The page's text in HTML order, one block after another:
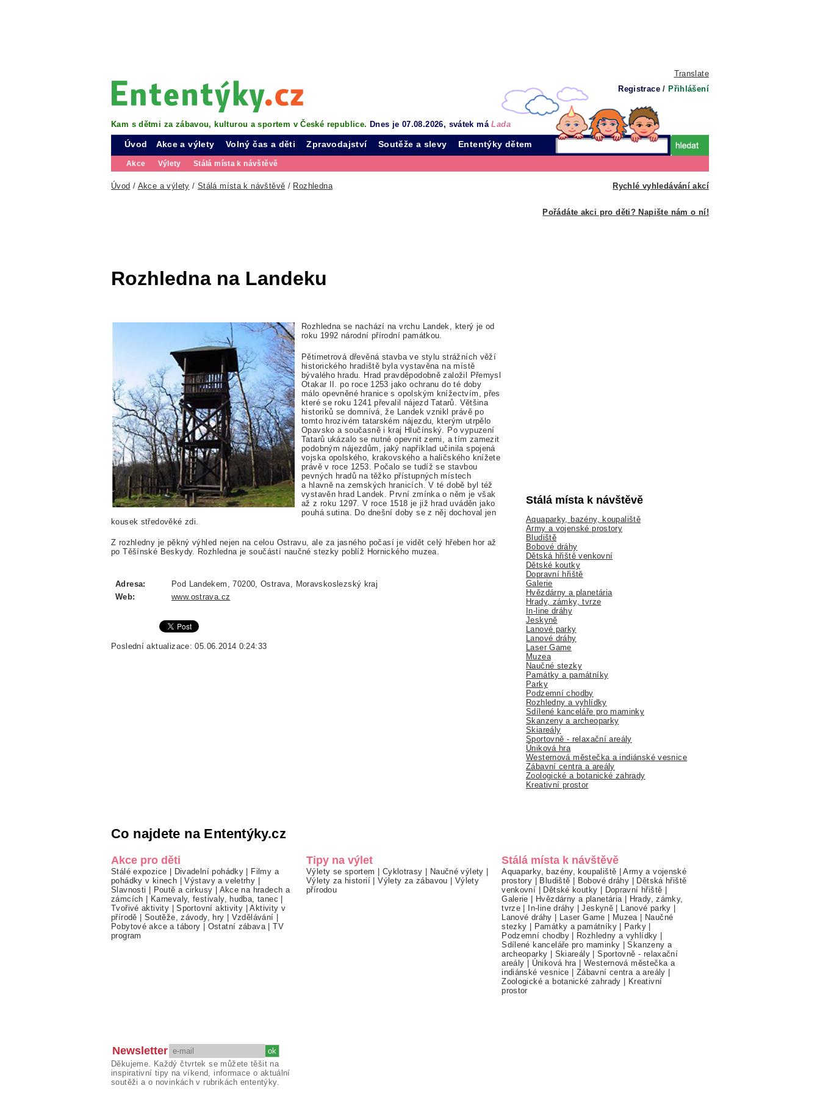
Translate
Registrace / Přihlášení
Kam s dětmi za zábavou, kulturou a sportem v České republice. Dnes je 07.08.2026, svátek máLada
Úvod Akce a výlety
Akce Výlety Stálá místa k návštěvě
Volný čas a děti Zpravodajství Soutěže a slevy Ententýky dětem
Rychlé vyhledávání akcí
Úvod / Akce a výlety / Stálá místa k návštěvě / Rozhledna
Pořádáte akci pro děti? Napište nám o ní!
Rozhledna na Landeku
Rozhledna se nachází na vrchu Landek, který je od
roku 1992 národní přírodní památkou.
Pětimetrová dřevěná stavba ve stylu strážních věží
historického hradiště byla vystavěna na místě
bývalého hradu. Hrad pravděpodobně založil Přemysl
Otakar II. po roce 1253 jako ochranu do té doby
málo opevněné hranice s opolským knížectvím, přes
které se roku 1241 převalil nájezd Tatarů. Většina
historiků se domnívá, že Landek vznikl právě po
tomto hrozivém tatarském nájezdu, kterým utrpělo
Opavsko a současně i kraj Hlučínský. Po vypuzení
Tatarů ukázalo se nutné opevnit zemi, a tím zamezit
podobným nájezdům, jaký například učinila spojená
vojska opolského, krakovského a haličského knížete
právě v roce 1253. Počalo se tudíž se stavbou
pevných hradů na těžko přístupných místech
a hlavně na zemských hranicích. V té době byl též
vystavěn hrad Landek. První zmínka o něm je však
až z roku 1297. V roce 1518 je již hrad uváděn jako
pouhá sutina. Do dnešní doby se z něj dochoval jen
kousek středověké zdi.
Z rozhledny je pěkný výhled nejen na celou Ostravu, ale za jasného počasí je vidět celý hřeben hor až
po Těšínské Beskydy. Rozhledna je součástí naučné stezky poblíž Hornického muzea.
Adresa:
Pod Landekem, 70200, Ostrava, Moravskoslezský kraj
Web:
www.ostrava.cz
Poslední aktualizace: 05.06.2014 0:24:33
Stálá místa k návštěvě
Aquaparky, bazény, koupaliště
Army a vojenské prostory
Bludiště
Bobové dráhy
Dětská hřiště venkovní
Dětské koutky
Dopravní hřiště
Galerie
Hvězdárny a planetária
Hrady, zámky, tvrze
In-line dráhy
Jeskyně
Lanové parky
Lanové dráhy
Laser Game
Muzea
Naučné stezky
Památky a památníky
Parky
Podzemní chodby
Rozhledny a vyhlídky
Sdílené kanceláře pro maminky
Skanzeny a archeoparky
Skiareály
Sportovně - relaxační areály
Úniková hra
Westernová městečka a indiánské vesnice
Zábavní centra a areály
Zoologické a botanické zahrady
Kreativní prostor
Co najdete na Ententýky.cz
Akce pro děti
Stálé expozice | Divadelní pohádky | Filmy a
pohádky v kinech |Výstavy a veletrhy |
Slavnosti | Poutě a cirkusy | Akce na hradech a
zámcích | Karnevaly, festivaly, hudba, tanec |
Tvořivé aktivity |Sportovní aktivity |Aktivity v
přírodě | Soutěže, závody, hry | Vzdělávání |
Pobytové akce a tábory | Ostatní zábava |TV
program
Tipy na výlet
Výlety se sportem | Cyklotrasy | Naučné výlety |
Výlety za historií |Výlety za zábavou | Výlety
přírodou
Stálá místa k návštěvě
Aquaparky, bazény, koupaliště |Army a vojenské
prostory | Bludiště | Bobové dráhy | Dětská hřiště
venkovní | Dětské koutky | Dopravní hřiště |
Galerie | Hvězdárny a planetária | Hrady, zámky,
tvrze | In-line dráhy |Jeskyně | Lanové parky |
Lanové dráhy | Laser Game | Muzea | Naučné
stezky | Památky a památníky| Parky |
Podzemní chodby| Rozhledny a vyhlídky |
Sdílené kanceláře pro maminky |Skanzeny a
archeoparky | Skiareály |Sportovně - relaxační
areály | Úniková hra |Westernová městečka a
indiánské vesnice | Zábavní centra a areály |
Zoologické a botanické zahrady | Kreativní
prostor
Newsletter
Děkujeme. Každý čtvrtek se můžete těšit na
inspirativní tipy na víkend, informace o aktuální
soutěži a o novinkách v rubrikách ententýky.